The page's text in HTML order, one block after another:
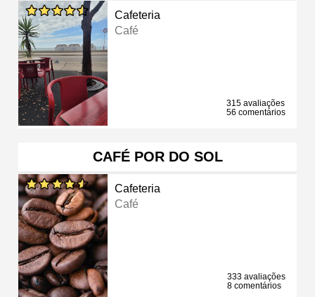
Cafeteria
Café
315 avaliações
56 comentários
CAFÉ POR DO SOL
Cafeteria
Café
333 avaliações
8 comentários